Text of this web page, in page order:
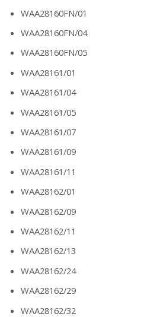
WAA28160FN/01
WAA28160FN/04
WAA28160FN/05
WAA28161/01
WAA28161/04
WAA28161/05
WAA28161/07
WAA28161/09
WAA28161/11
WAA28162/01
WAA28162/09
WAA28162/11
WAA28162/13
WAA28162/24
WAA28162/29
WAA28162/32